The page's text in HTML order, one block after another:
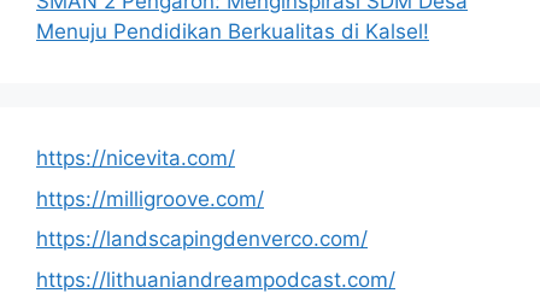
Menuju Pendidikan Berkualitas di Kalsel!
https://nicevita.com/
https://milligroove.com/
https://landscapingdenverco.com/
https://lithuaniandreampodcast.com/